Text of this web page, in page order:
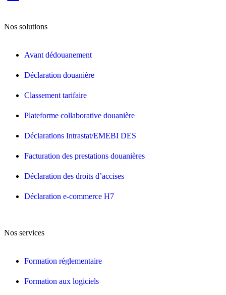
Nos solutions
Avant dédouanement
Déclaration douanière
Classement tarifaire
Plateforme collaborative douanière
Déclarations Intrastat/EMEBI DES
Facturation des prestations douanières
Déclaration des droits d’accises
Déclaration e-commerce H7
Nos services
Formation réglementaire
Formation aux logiciels